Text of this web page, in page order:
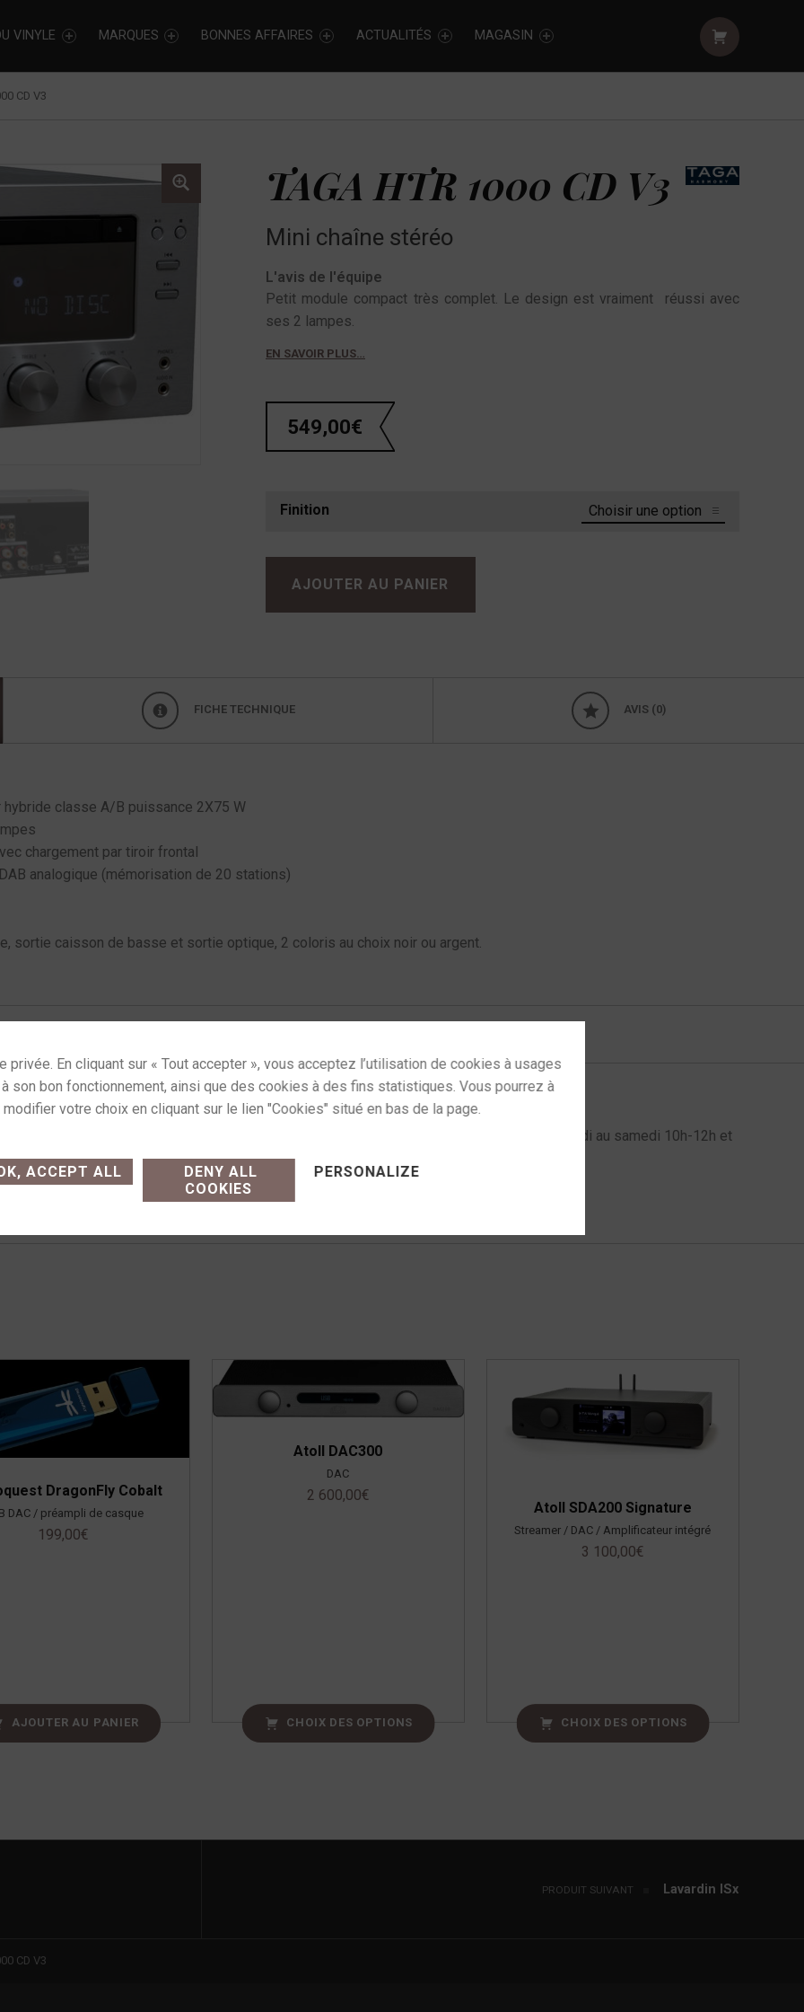
VINYLE MARQUES BONNES AFFAIRES ACTUALITÉS MAGASIN
CD V3
TAGA HTR 1000 CD V3
Mini chaîne stéréo
L'avis de l'équipe
Petit module compact très complet. Le design est vraiment réussi avec
ses 2 lampes.
EN SAVOIR PLUS…
549,00€
Finition
AJOUTER AU PANIER
FICHE TECHNIQUE AVIS (0)
hybride classe A/B puissance 2X75 W
chargement par tiroir frontal
analogique (mémorisation de 20 stations)
sortie caisson de basse et sortie optique, 2 coloris au choix noir ou argent.
achat (modalités, livraison)
Commande sur simple appel au 06 72 61 60 98 du mardi au samedi 10h-12h et
14h-19h
DragonFly Cobalt
DAC / préampli de casque
199,00€
AJOUTER AU PANIER
Atoll DAC300
DAC
2 600,00€
CHOIX DES OPTIONS
Atoll SDA200 Signature
Streamer / DAC / Amplificateur intégré
3 100,00€
CHOIX DES OPTIONS
PRODUIT SUIVANT Lavardin ISx
CD V3
ACCEPT ALL
DENY ALL
COOKIES
PERSONALIZE